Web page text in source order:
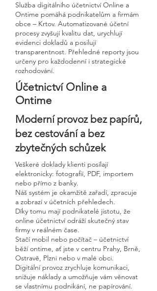
Služba digitálního účetnictví Online a
Ontime pomáhá podnikatelům a firmám
obce – Krtov. Automatizované účetní
procesy zvyšují kvalitu dat, urychlují
evidenci dokladů a posilují
transparentnost. Přehledné reporty jsou
určeny pro každodenní i strategické
rozhodování.
Účetnictví Online a
Ontime
Moderní provoz bez papírů,
bez cestování a bez
zbytečných schůzek
Veškeré doklady klienti posílají
elektronicky: fotografií, PDF, importem
nebo přímo z banky.
Náš systém je okamžitě zařadí, zpracuje
a zobrazí v účetních přehledech.
Díky tomu mají podnikatelé jistotu, že
online účetnictví odráží skutečný stav
firmy v reálném čase.
Stačí mobil nebo počítač – účetnictví
běží ontime, ať jste v centru Prahy, Brně,
Ostravě, Plzni nebo v malé obci.
Digitální provoz zrychluje komunikaci,
snižuje náklady a umožňuje vám věnovat
se vlastnímu podnikání, ne papírování.